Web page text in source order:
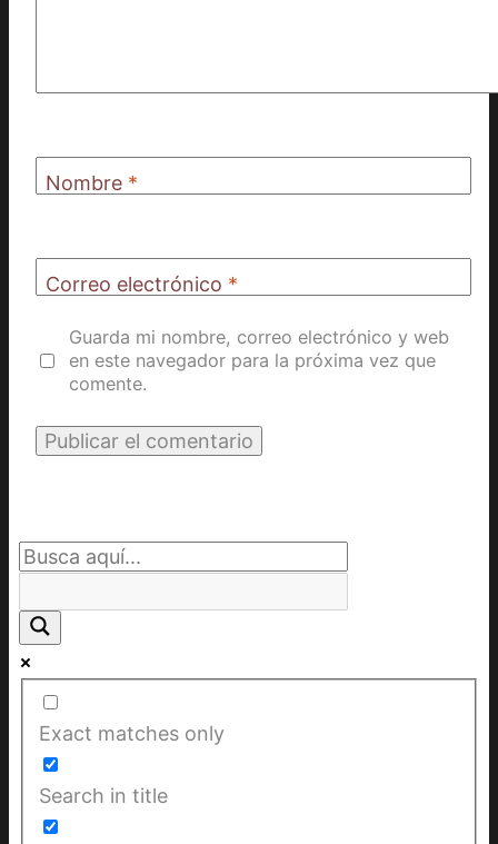
Nombre *
Correo electrónico *
Guarda mi nombre, correo electrónico y web
en este navegador para la próxima vez que
comente.
Exact matches only
Search in title